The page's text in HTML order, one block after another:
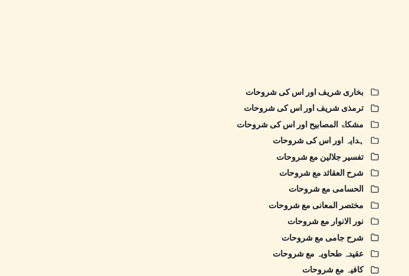
بخاری شریف اور اس کی شروحات
ترمذی شریف اور اس کی شروحات
مشکاۃ المصابیح اور اس کی شروحات
ہدایہ اور اس کی شروحات
تفسیر جلالین مع شروحات
شرح العقائد مع شروحات
الحسامی مع شروحات
مختصر المعانی مع شروحات
نور الانوار مع شروحات
شرح جامی مع شروحات
عقیدہ طحاویہ مع شروحات
کافیہ مع شروحات